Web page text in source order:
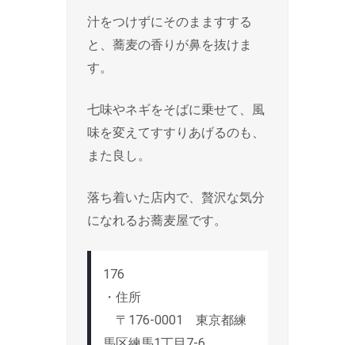
汁をつけずにそのまますする
と、蕎麦の香りが鼻を抜けま
す。
七味やネギをそばに乗せて、風
味を変えてすすりあげるのも、
また良し。
落ち着いた店内で、贅沢な気分
になれるお蕎麦屋です。
176
・住所
〒176-0001 東京都練